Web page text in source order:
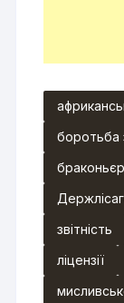
боротьба
звітність
ліцензії